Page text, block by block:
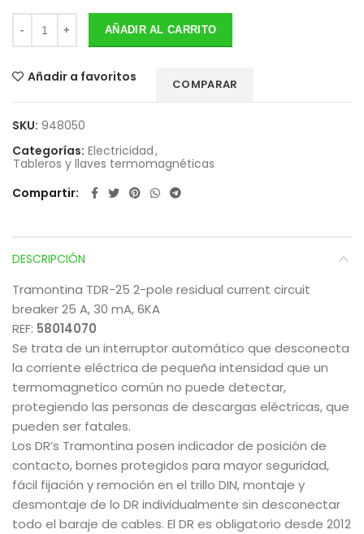
AÑADIR AL CARRITO
Añadir a favoritos COMPARAR
SKU: 948050
Categorías: Electricidad,
Tableros y llaves termomagnéticas
Compartir
DESCRIPCIÓN
Tramontina TDR-25 2-pole residual current circuit
breaker 25 A, 30 mA, 6KA
REF: 58014070
Se trata de un interruptor automático que desconecta
la corriente eléctrica de pequeña intensidad que un
termomagnetico común no puede detectar,
protegiendo las personas de descargas eléctricas, que
pueden ser fatales.
Los DR’s Tramontina posen indicador de posición de
contacto, bornes protegidos para mayor seguridad,
fácil fijación y remoción en el trillo DIN, montaje y
desmontaje de lo DR individualmente sin desconectar
todo el baraje de cables. El DR es obligatorio desde 2012